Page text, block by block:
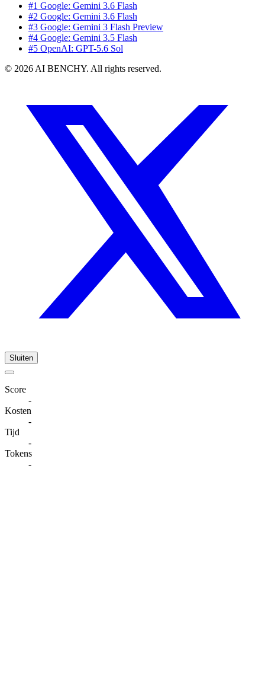
#1 Google: Gemini 3.6 Flash
#2 Google: Gemini 3.6 Flash
#3 Google: Gemini 3 Flash Preview
#4 Google: Gemini 3.5 Flash
#5 OpenAI: GPT-5.6 Sol
© 2026 AI BENCHY. All rights reserved.
Sluiten
Score
-
Kosten
-
Tijd
-
Tokens
-